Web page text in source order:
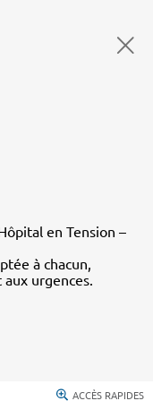
en Tension –
à chacun,
urgences.
ACCÈS RAPIDES